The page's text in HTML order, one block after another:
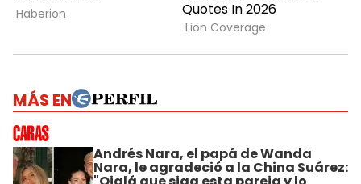
MÁS EN
Andrés Nara, el papá de Wanda
Nara, le agradeció a la China Suárez: